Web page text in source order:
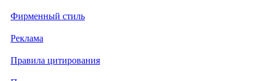
Фирменный стиль
Реклама
Правила цитирования